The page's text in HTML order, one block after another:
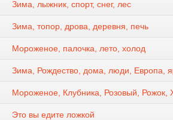
Зима, лыжник, спорт, снег, лес
Зима, топор, дрова, деревня, печь
Мороженое, палочка, лето, холод
Зима, Рождество, дома, люди, Европа,
Мороженое, Клубника, Розовый, Рожок,
Это вы едите ложкой